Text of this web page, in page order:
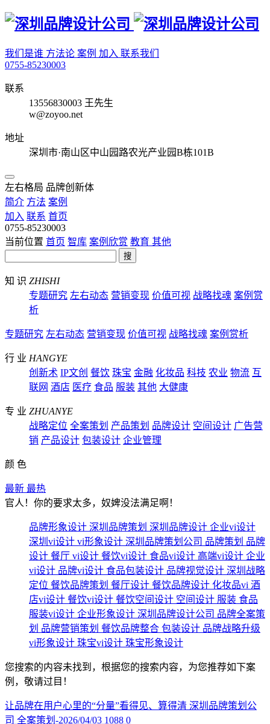
我们是谁 方法论 案例 加入 联系我们
0755-85230003
联系
13556830003 王先生
w@zoyoo.net
地址
深圳市·南山区中山园路农光产业园B栋101B
左右格局 品牌创新体
简介 方法 案例
加入 联系 首页
0755-85230003
当前位置 首页 智库 案例欣赏 教育 其他
搜
知 识 ZHISHI
专题研究 左右动态 营销变现 价值可视 战略找魂 案例赏
析
专题研究 左右动态 营销变现 价值可视 战略找魂 案例赏析
行 业 HANGYE
创新术 IP文创 餐饮 珠宝 金融 化妆品 科技 农业 物流 互
联网 酒店 医疗 食品 服装 其他 大健康
专 业 ZHUANYE
战略定位 全案策划 产品策划 品牌设计 空间设计 广告营
销 产品设计 包装设计 企业管理
颜 色
最新 最热
官人！你的要求太多，奴婢没法满足啊！
品牌形象设计 深圳品牌策划 深圳品牌设计 企业vi设计
深圳vi设计 vi形象设计 深圳品牌策划公司 品牌策划 品牌
设计 餐厅 vi设计 餐饮vi设计 食品vi设计 高端vi设计 企业
vi设计 品牌vi设计 食品包装设计 品牌视觉设计 深圳战略
定位 餐饮品牌策划 餐厅设计 餐饮品牌设计 化妆品vi 酒
店vi设计 餐饮vi设计 餐饮空间设计 空间设计 服装 食品
服装vi设计 企业形象设计 深圳品牌设计公司 品牌全案策
划 品牌营销策划 餐饮品牌整合 包装设计 品牌战略升级
vi形象设计 珠宝vi设计 珠宝形象设计
您搜索的内容未找到，根据您的搜索内容，为您推荐如下案
例，敬请过目！
让品牌在用户心里的“分量”看得见、算得清 深圳品牌策划公
司 全案策划-2026/04/03 1088 0